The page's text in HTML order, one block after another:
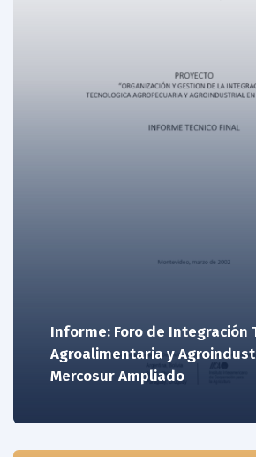
Informe: Foro de Integración
Agroalimentaria y
Mercosur Ampliado